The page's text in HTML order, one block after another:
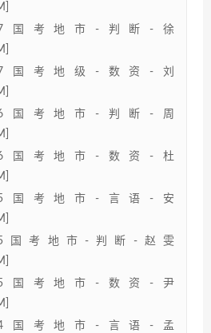
国考地市-判断-徐
国考地级-数资-刘
国考地市-判断-周
国考地市-数资-杜
国考地市-言语-安
国考地市-判断-赵雯
国考地市-数资-尹
国考地市-言语-孟